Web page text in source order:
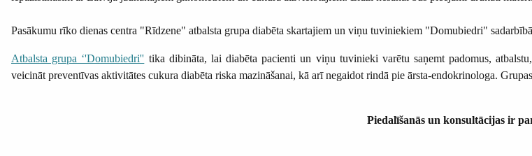
Pasākumu rīko dienas centra "Rīdzene" atbalsta grupa diabēta skartajiem un viņu tuviniekiem "Domubiedri"
Atbalsta grupa ‘'Domubiedri'' tika dibināta, lai diabēta pacienti un viņu tuvinieki varētu saņemt padomus,
veicināt preventīvas aktivitātes cukura diabēta riska mazināšanai, kā arī negaidot rindā pie ārsta-endokrinologa.
Piedalīšanās un konsultācijas ir